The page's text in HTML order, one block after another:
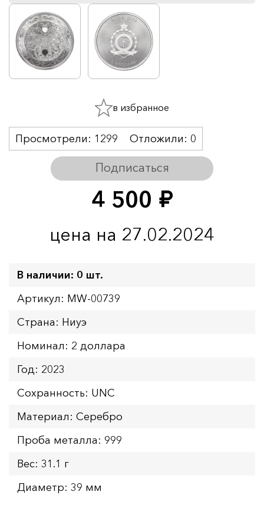
4 500 руб.
цена на 27.02.2024
Подписаться
Просмотрели: 1299 Отложили: 0
в избранное
В наличии: 0 шт.
Артикул: MW-00739
Страна: Ниуэ
Номинал: 2 доллара
Год: 2023
Сохранность: UNC
Материал: Серебро
Проба металла: 999
Вес: 31.1 г
Диаметр: 39 мм